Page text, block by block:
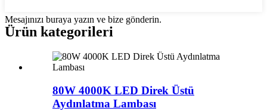
Mesajınızı buraya yazın ve bize gönderin.
Ürün kategorileri
80W 4000K LED Direk Üstü
Aydınlatma Lambası